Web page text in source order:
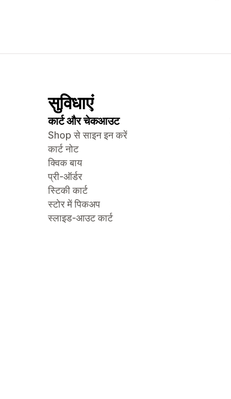
सुविधाएं
कार्ट और चेकआउट
Shop से साइन इन करें
कार्ट नोट
क्विक बाय
प्री-ऑर्डर
स्टिकी कार्ट
स्टोर में पिकअप
स्लाइड-आउट कार्ट